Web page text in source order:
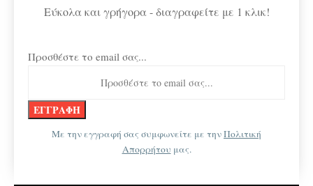
Εύκολα και γρήγορα - διαγραφείτε με 1 κλικ!
Προσθέστε το email σας...
Με την εγγραφή σας συμφωνείτε με τηνΠολιτική
Απορρήτου μας.